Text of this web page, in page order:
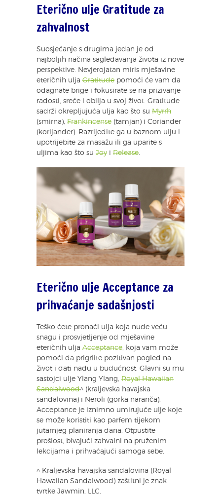
Eterično ulje Gratitude za
zahvalnost
Suosjećanje s drugima jedan je od
najboljih načina sagledavanja života iz nove
perspektive. Nevjerojatan miris mješavine
eteričnih ulja Gratitude pomoći će vam da
odagnate brige i fokusirate se na prizivanje
radosti, sreće i obilja u svoj život. Gratitude
sadrži okrepljujuća ulja kao što su Myrrh
(smirna), Frankincense (tamjan) i Coriander
(korijander). Razrijedite ga u baznom ulju i
upotrijebite za masažu ili ga uparite s
uljima kao što su Joy i Release
Eterično ulje Acceptance za
prihvaćanje sadašnjosti
Teško ćete pronaći ulja koja nude veću
snagu i prosvjetljenje od mješavine
eteričnih ulja Acceptance , koja vam može
pomoći da prigrlite pozitivan pogled na
život i dati nadu u budućnost. Glavni su mu
sastojci ulje Ylang Ylang, Royal Hawaiian
Sandalwood^ (kraljevska havajska
sandalovina) i Neroli (gorka naranča).
Acceptance je iznimno umirujuće ulje koje
se može koristiti kao parfem tijekom
jutarnjeg planiranja dana. Otpustite
prošlost, bivajući zahvalni na pruženim
lekcijama i prihvaćajući samoga sebe.
^ Kraljevska havajska sandalovina (Royal
Hawaiian Sandalwood) zaštitni je znak
tvrtke Jawmin, LLC.